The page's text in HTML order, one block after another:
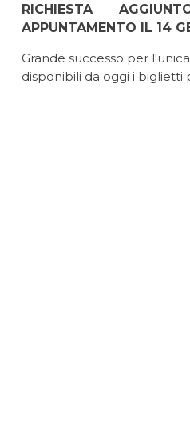
RICHIESTA
APPUNTAMENTO IL 14
Grande successo per
disponibili da oggi i biglietti